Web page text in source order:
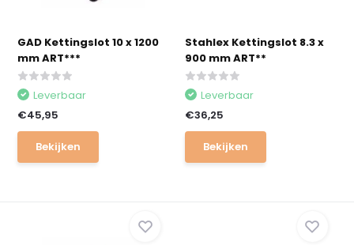
GAD Kettingslot 10 x 1200
mm ART***
Leverbaar
€45,95
Bekijken
Stahlex Kettingslot 8.3 x
900 mm ART**
Leverbaar
€36,25
Bekijken